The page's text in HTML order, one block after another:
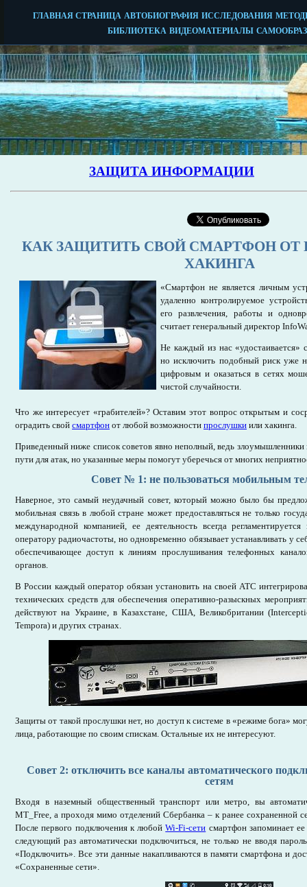
КАК ЗАЩИТИТЬ СВОЙ СМАРТФОН
ХАКИНГА
«Смартфон не является личным
удаленно контролируемое
его развлечения, работы и
считает генеральный директор
Не каждый из нас «удостаивается»
но исключить подобный риск уже
цифровым и оказаться в сетях
чистой случайности.
Что же интересует «грабителей»? Оставим этот вопрос открытым и
оградить свой смартфон от любой возможности прослушки или хакинга.
Приведенный ниже список советов явно неполный, ведь
пути для атак, но указанные меры помогут уберечься от многих
Совет № 1: не пользоваться мобильным
Наверное, это самый неудачный совет, который можно было бы
мобильная связь в любой стране может предоставляться не только
международной компанией, ее деятельность всегда
оператору радиочастоты, но одновременно обязывает устанавливать у
обеспечивающее доступ к линиям прослушивания телефонных
органов.
В России каждый оператор обязан установить на своей АТС
технических средств для обеспечения оперативно-разыскных
действуют на Украине, в Казахстане, США, Великобритании
Tempora) и других странах.
Защиты от такой прослушки нет, но доступ к системе в «режиме бога»
лица, работающие по своим спискам. Остальные их не интересуют.
Совет 2: отключить все каналы автоматического
сетям
Входя в наземный общественный транспорт или метро, вы
MT_Free, а проходя мимо отделений Сбербанка – к ранее сохраненной
После первого подключения к любойWi-Fi-сети смартфон запоминает
следующий раз автоматически подключиться, не только не вводя
«Подключить». Все эти данные накапливаются в памяти смартфона и
«Сохраненные сети».